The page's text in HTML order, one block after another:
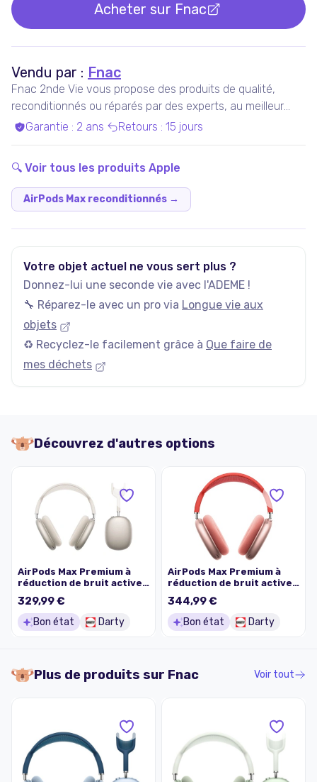
Acheter sur Fnac
Vendu par : Fnac
Fnac 2nde Vie vous propose des produits de qualité,
reconditionnés ou réparés par des experts, au meilleur
prix.Garantie : 2 ans Retours : 15 jours
🔍 Voir tous les produits Apple
AirPods Max reconditionnés →
Votre objet actuel ne vous sert plus ?
Donnez-lui une seconde vie avec l'ADEME !
🔧 Réparez-le avec un pro via Longue vie aux
objets
♻️ Recyclez-le facilement grâce à Que faire de
mes déchets
Découvrez d'autres options
AirPods Max Premium à
réduction de bruit active
Bluetooth Argent
Reconditionné
329,99 €
Bon état Darty
AirPods Max Premium à
réduction de bruit active
Bluetooth Rose
Reconditionné
344,99 €
Bon état Darty
Plus de produits sur Fnac Voir tout